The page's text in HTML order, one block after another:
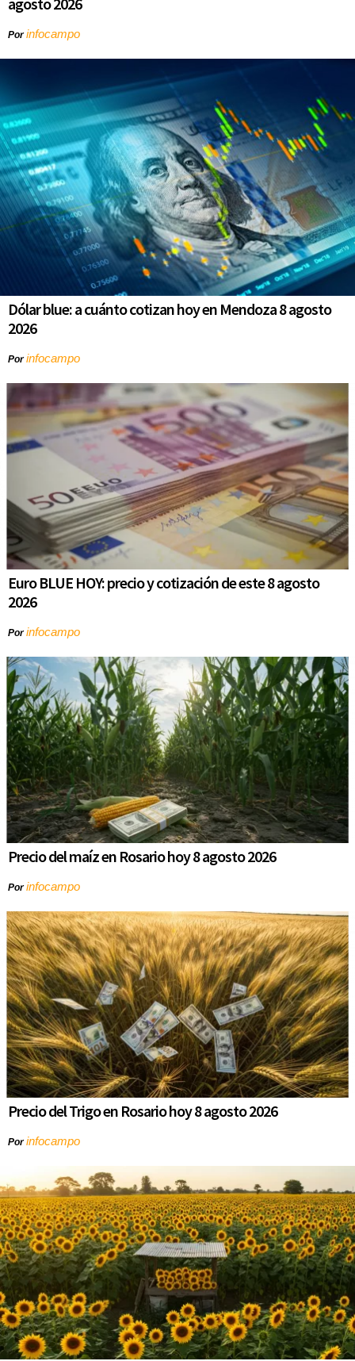
Porinfocampo
Dólar blue: a cuánto cotizan hoy en Mendoza 8 agosto
2026
Porinfocampo
Euro BLUE HOY: precio y cotización de este 8 agosto
2026
Porinfocampo
Precio del maíz en Rosario hoy 8 agosto 2026
Porinfocampo
Precio del Trigo en Rosario hoy 8 agosto 2026
Porinfocampo